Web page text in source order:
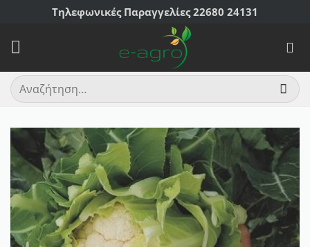
Μετάβαση
περιεχόμενο
Τηλεφωνικές Παραγγελίες 22680 24131
Αναζήτηση
για: